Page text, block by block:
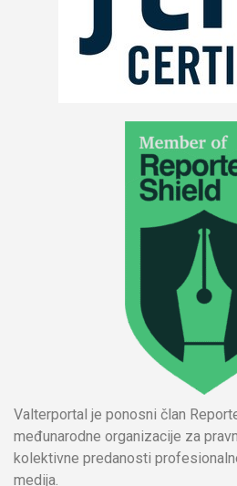
Valterportal je ponosni član
međunarodne organizacije za
kolektivne predanosti
medija.